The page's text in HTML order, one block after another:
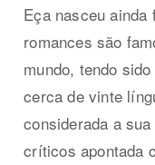
Eça nasceu
romances são
mundo, tendo
cerca de vinte
considerada a
críticos apontada